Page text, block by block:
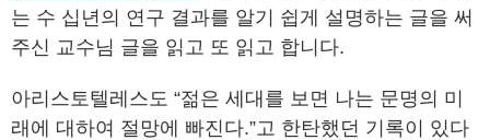
는 수 십년의 연구 결과를 알기 쉽게 설명하는 글을 써
주신 교수님 글을 읽고 또 읽고 합니다.
아리스토텔레스도 “젊은 세대를 보면 나는 문명의 미
래에 대하여 절망에 빠진다.”고 한탄했던 기록이 있다